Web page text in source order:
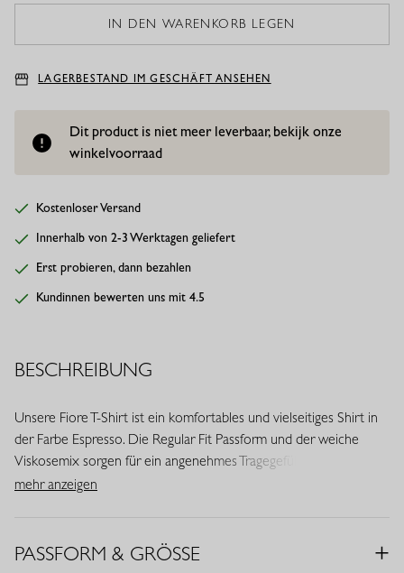
LAGERBESTAND IM GESCHÄFT ANSEHEN
Dit product is niet meer leverbaar, bekijk onze
winkelvoorraad
Kostenloser Versand
Innerhalb von 2-3 Werktagen geliefert
Erst probieren, dann bezahlen
Kundinnen bewerten uns mit 4.5
BESCHREIBUNG
Unsere Fiore T-Shirt ist ein komfortables und vielseitiges Shirt in
der Farbe Espresso. Die Regular Fit Passform und der weiche
Viskosemix sorgen für ein angenehmes Tragegefühl, während ein
Rundhalsausschnitt und kurze Ärmel dem Design eine zeitlose
• Farbe: Espresso
mehr anzeigen
PASSFORM & GRÖSSE